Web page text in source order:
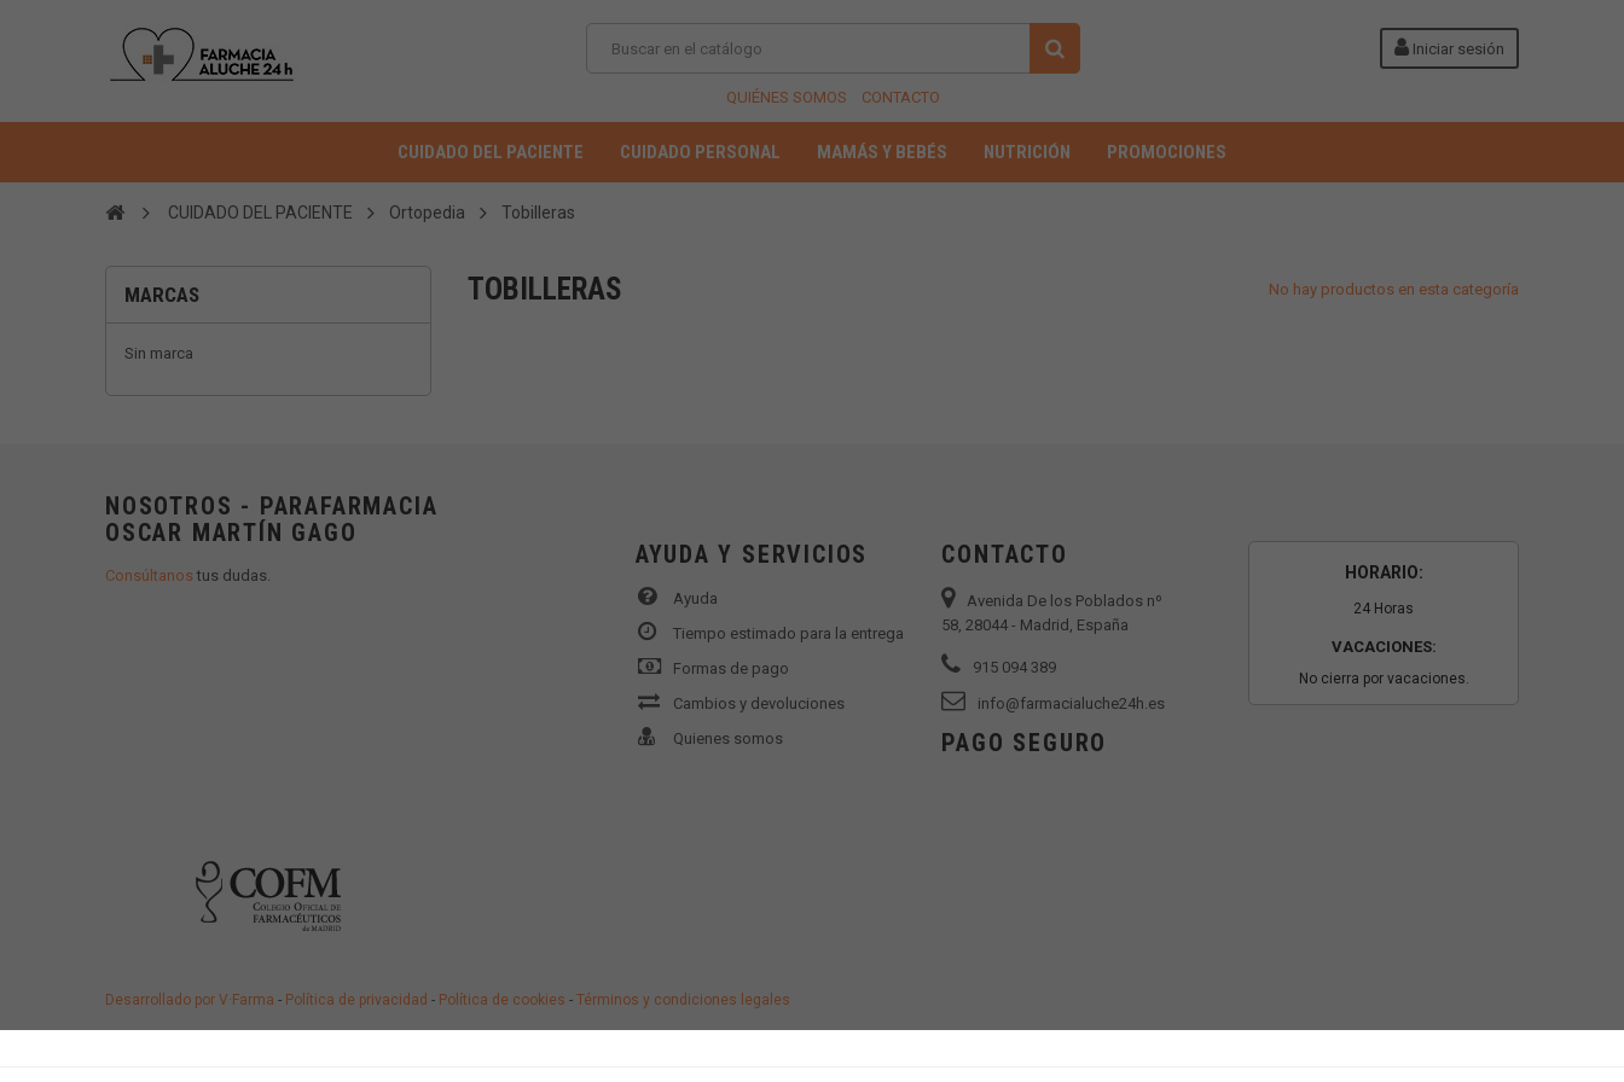
Iniciar sesión
QUIÉNES SOMOS CONTACTO
CUIDADO DEL PACIENTE CUIDADO PERSONAL MAMÁS Y BEBÉS NUTRICIÓN PROMOCIONES
CUIDADO DEL PACIENTE Ortopedia Tobilleras
MARCAS
Sin marca
TOBILLERAS No hay productos en esta categoría
NOSOTROS - PARAFARMACIA
OSCAR MARTÍN GAGO
Consúltanostus dudas.
AYUDA Y SERVICIOS
Ayuda
Tiempo estimado para la entrega
Formas de pago
Cambios y devoluciones
Quienes somos
CONTACTO
Avenida De los Poblados nº
58, 28044 - Madrid, España
915 094 389
info@farmacialuche24h.es
HORARIO:
24 Horas
VACACIONES:
No cierra por vacaciones.
PAGO SEGURO
Desarrollado por V·Farma - Política de privacidad - Política de cookies - Términos y condiciones legales